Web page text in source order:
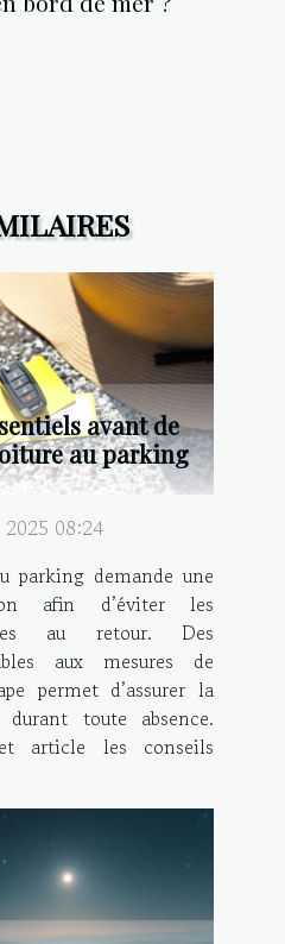
avant de
au parking
2025 08:24
parking demande une
afin d’éviter les
au retour. Des
aux mesures de
permet d’assurer la
toute absence.
article les conseils